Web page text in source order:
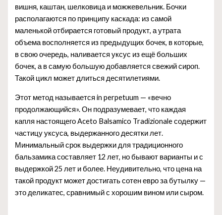
вишня, каштан, шелковица и можжевельник. Бочки
располагаются по принципу каскада: из самой
маленькой отбирается готовый продукт, а утрата
объема восполняется из предыдущих бочек, в которые,
в свою очередь, наливается уксус из ещё больших
бочек, а в самую большую добавляется свежий сироп.
Такой цикл может длиться десятилетиями.
Этот метод называется in perpetuum — «вечно
продолжающийся». Он подразумевает, что каждая
капля настоящего Aceto Balsamico Tradizionale содержит
частицу уксуса, выдержанного десятки лет.
Минимальный срок выдержки для традиционного
бальзамика составляет 12 лет, но бывают варианты и с
выдержкой 25 лет и более. Неудивительно, что цена на
такой продукт может достигать сотен евро за бутылку —
это деликатес, сравнимый с хорошим вином или сыром.